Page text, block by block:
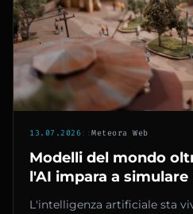
13.07.2026::Meteora Web
Modelli del mondo
l'AI impara a simulare
L'intelligenza artificiale sta